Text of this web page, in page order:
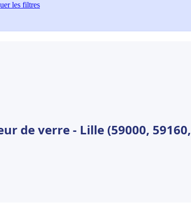
les filtres
de verre - Lille (59000, 59160,